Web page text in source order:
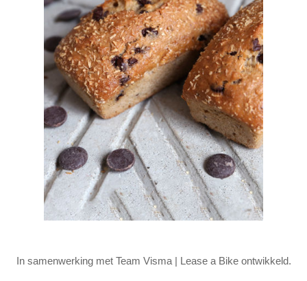
In samenwerking met Team Visma | Lease a Bike ontwikkeld.